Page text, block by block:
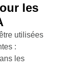
les
utilisées
:
les